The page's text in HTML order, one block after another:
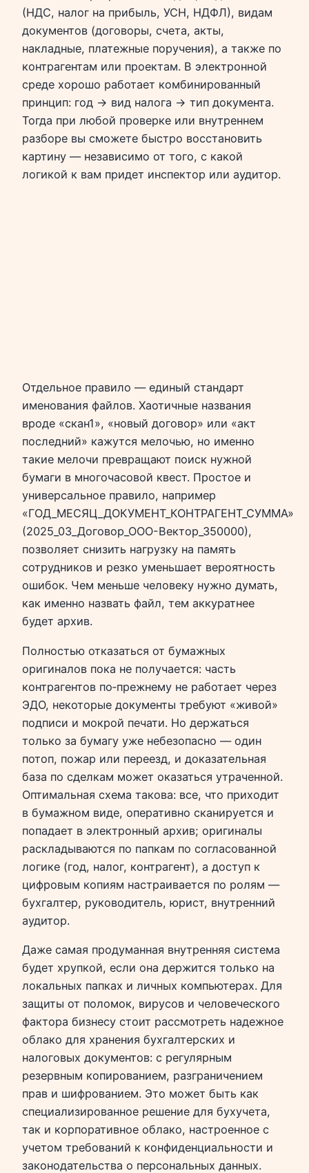
(НДС, налог на прибыль, УСН, НДФЛ), видам
документов (договоры, счета, акты,
накладные, платежные поручения), а также по
контрагентам или проектам. В электронной
среде хорошо работает комбинированный
принцип: год → вид налога → тип документа.
Тогда при любой проверке или внутреннем
разборе вы сможете быстро восстановить
картину — независимо от того, с какой
логикой к вам придет инспектор или аудитор.
Отдельное правило — единый стандарт
именования файлов. Хаотичные названия
вроде «скан1», «новый договор» или «акт
последний» кажутся мелочью, но именно
такие мелочи превращают поиск нужной
бумаги в многочасовой квест. Простое и
универсальное правило, например
«ГОД_МЕСЯЦ_ДОКУМЕНТ_КОНТРАГЕНТ_СУММА»
(2025_03_Договор_ООО-Вектор_350000),
позволяет снизить нагрузку на память
сотрудников и резко уменьшает вероятность
ошибок. Чем меньше человеку нужно думать,
как именно назвать файл, тем аккуратнее
будет архив.
Полностью отказаться от бумажных
оригиналов пока не получается: часть
контрагентов по‑прежнему не работает через
ЭДО, некоторые документы требуют «живой»
подписи и мокрой печати. Но держаться
только за бумагу уже небезопасно — один
потоп, пожар или переезд, и доказательная
база по сделкам может оказаться утраченной.
Оптимальная схема такова: все, что приходит
в бумажном виде, оперативно сканируется и
попадает в электронный архив; оригиналы
раскладываются по папкам по согласованной
логике (год, налог, контрагент), а доступ к
цифровым копиям настраивается по ролям —
бухгалтер, руководитель, юрист, внутренний
аудитор.
Даже самая продуманная внутренняя система
будет хрупкой, если она держится только на
локальных папках и личных компьютерах. Для
защиты от поломок, вирусов и человеческого
фактора бизнесу стоит рассмотреть надежное
облако для хранения бухгалтерских и
налоговых документов: с регулярным
резервным копированием, разграничением
прав и шифрованием. Это может быть как
специализированное решение для бухучета,
так и корпоративное облако, настроенное с
учетом требований к конфиденциальности и
законодательства о персональных данных.